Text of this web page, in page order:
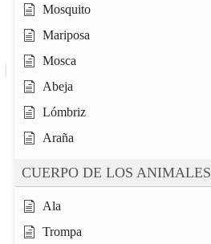
Mosquito
Mariposa
Mosca
Abeja
Lómbriz
Araña
CUERPO DE LOS ANIMALES
Ala
Trompa